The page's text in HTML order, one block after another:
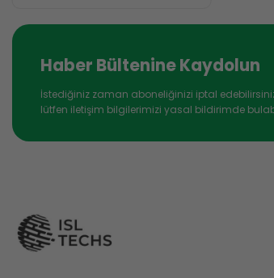
Haber Bültenine Kaydolun
İstediğiniz zaman aboneliğinizi iptal
lütfen iletişim bilgilerimizi yasal bildirimde